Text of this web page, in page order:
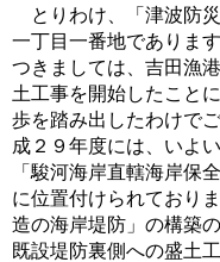
とりわけ、「津波防
一丁目一番地でありま
つきましては、吉田漁
土工事を開始したこと
歩を踏み出したわけで
成２９年度には、いよ
「駿河海岸直轄海岸保
に位置付けられており
造の海岸堤防」の構築
既設堤防裏側への盛土